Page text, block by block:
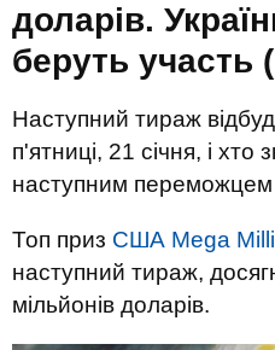
доларів.
беруть участь
Наступний тираж
п'ятниці, 21 січня, і
наступним переможцем
Топ приз США Mega
наступний тираж,
мільйонів доларів.